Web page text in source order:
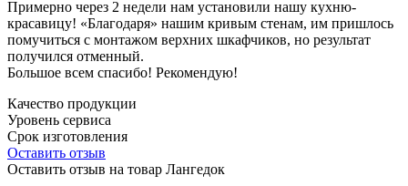
Примерно через 2 недели нам установили нашу кухню-
красавицу! «Благодаря» нашим кривым стенам, им пришлось
помучиться с монтажом верхних шкафчиков, но результат
получился отменный.
Большое всем спасибо! Рекомендую!
Качество продукции
Уровень сервиса
Срок изготовления
Оставить отзыв
Оставить отзыв на товар Лангедок